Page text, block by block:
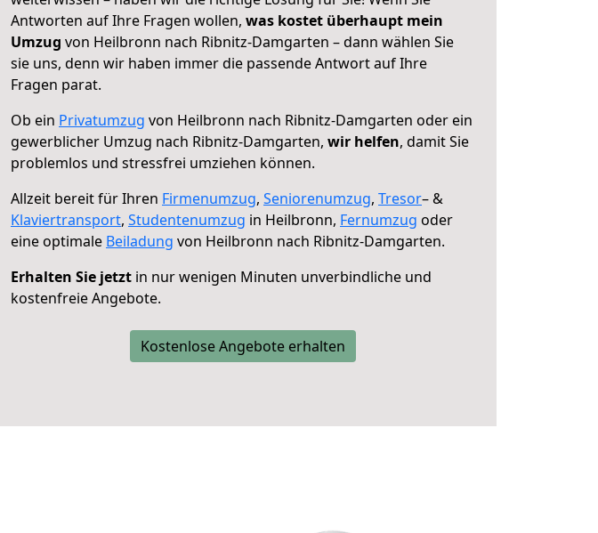
Antworten auf Ihre Fragen wollen, was kostet überhaupt mein
Umzug von Heilbronn nach Ribnitz-Damgarten – dann wählen Sie
sie uns, denn wir haben immer die passende Antwort auf Ihre
Fragen parat.
Ob ein Privatumzug von Heilbronn nach Ribnitz-Damgarten oder ein
gewerblicher Umzug nach Ribnitz-Damgarten, wir helfen, damit Sie
problemlos und stressfrei umziehen können.
Allzeit bereit für Ihren Firmenumzug, Seniorenumzug, Tresor– &
Klaviertransport, Studentenumzug in Heilbronn, Fernumzug oder
eine optimale Beiladung von Heilbronn nach Ribnitz-Damgarten.
Erhalten Sie jetzt in nur wenigen Minuten unverbindliche und
kostenfreie Angebote.
Kostenlose Angebote erhalten